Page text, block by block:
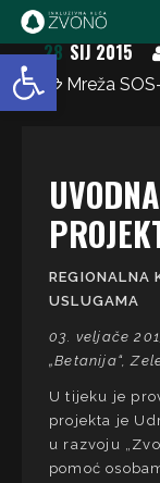
Open toolbar IK
28 SIJ 2015
Mreža
REGIONALNA
USLUGAMA
03. veljače
„Betanija“,
U tijeku je
projekta je
u razvoju
pomoć